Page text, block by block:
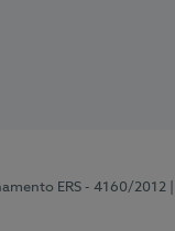
ERS - 4160/2012